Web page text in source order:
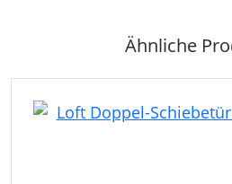
Ähnliche